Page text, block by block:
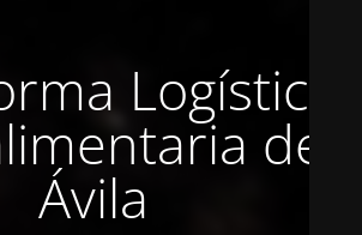
Logística
de
Ávila